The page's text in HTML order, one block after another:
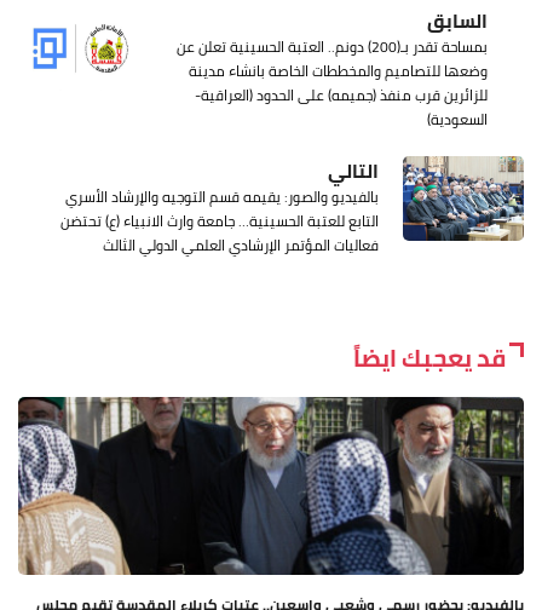
السابق
بمساحة تقدر بـ(200) دونم.. العتبة الحسينية تعلن عن
وضعها للتصاميم والمخططات الخاصة بانشاء مدينة
للزائرين قرب منفذ (جميمه) على الحدود (العراقية-
السعودية)
التالي
بالفيديو والصور: يقيمه قسم التوجيه والإرشاد الأسري
التابع للعتبة الحسينية… جامعة وارث الانبياء (ع) تحتضن
فعاليات المؤتمر الإرشادي العلمي الدولي الثالث
قد يعجبك ايضاً
بالفيديو: بحضور رسمي وشعبي واسعين.. عتبات كربلاء المقدسة تقيم مجلس